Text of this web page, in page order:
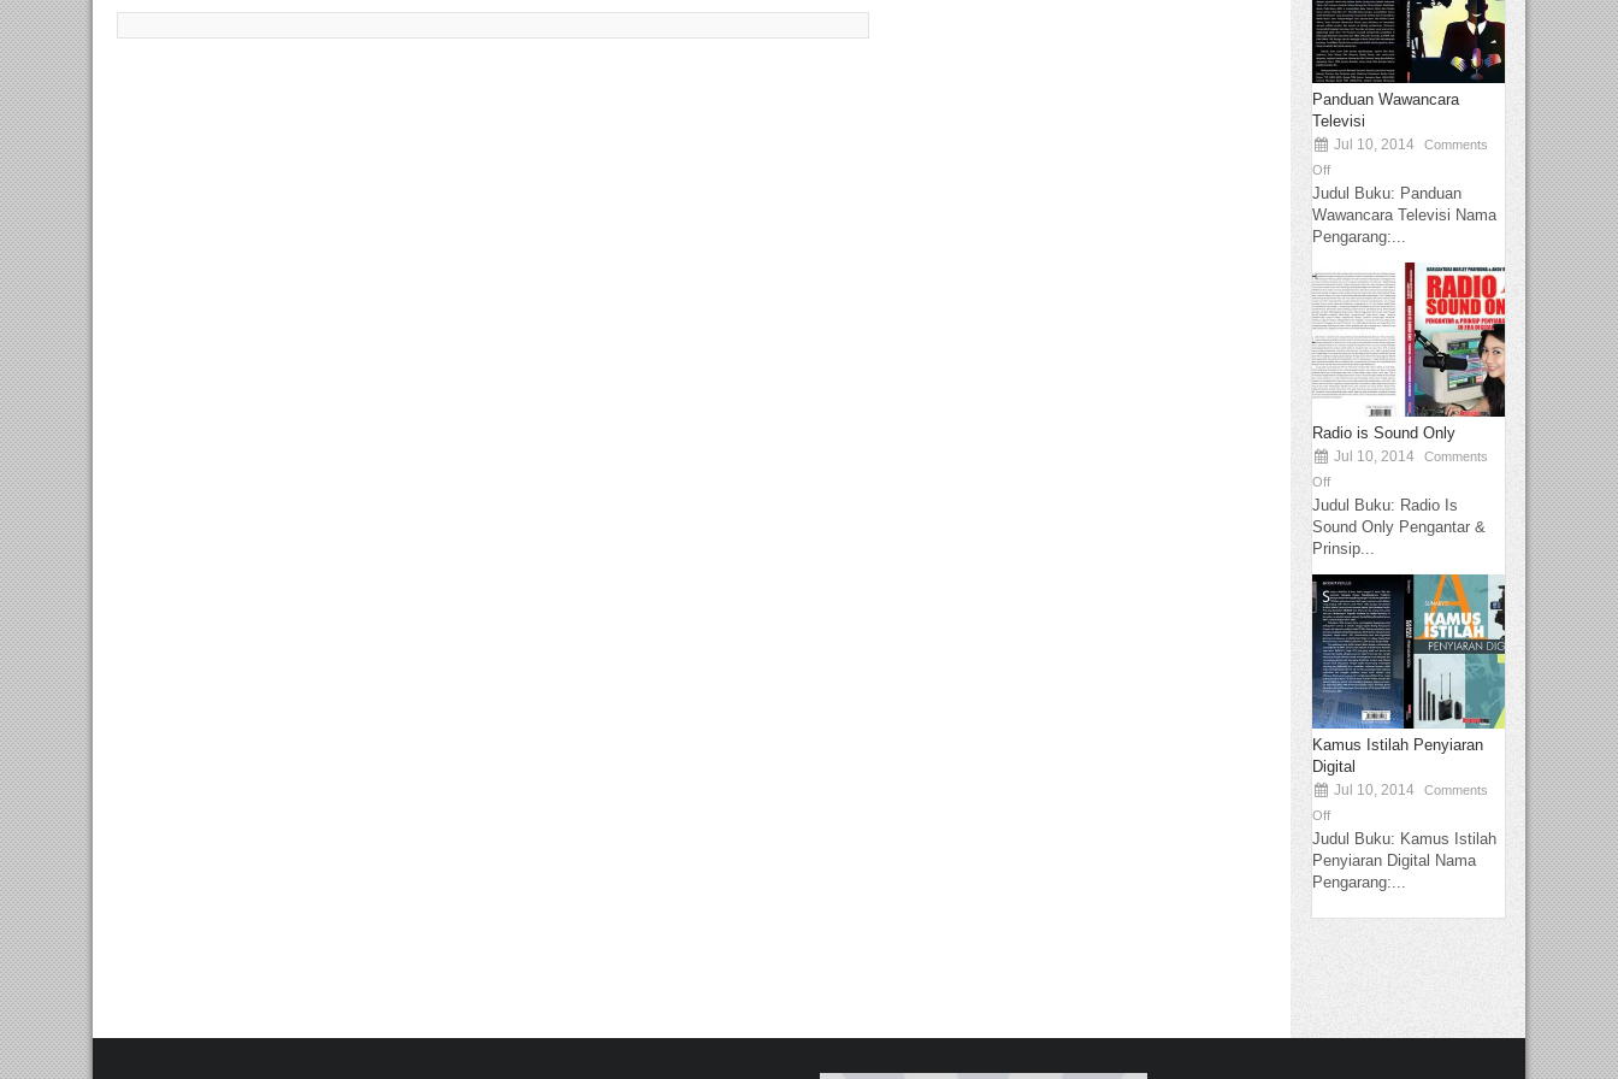
Panduan Wawancara
Televisi
Jul 10, 2014
Comments
Off
Judul Buku: Panduan
Wawancara Televisi Nama
Pengarang:...
Radio is Sound Only
Jul 10, 2014
Comments
Off
Judul Buku: Radio Is
Sound Only Pengantar &
Prinsip...
Kamus Istilah Penyiaran
Digital
Jul 10, 2014
Comments
Off
Judul Buku: Kamus Istilah
Penyiaran Digital Nama
Pengarang:...